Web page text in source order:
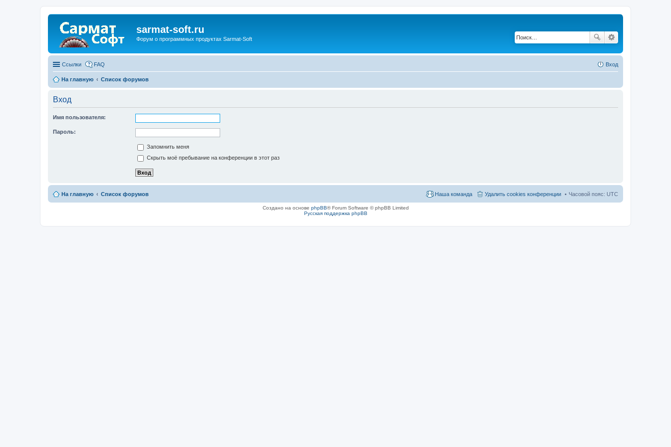
sarmat-soft.ru
Форум о программных продуктах Sarmat-Soft
Ссылки FAQ Вход
На главную Список форумов
Вход
Имя пользователя:
Пароль:
Запомнить меня
Скрыть моё пребывание на конференции в этот раз
На главную Список форумов Часовой пояс: UTC
Удалить cookies конференции
Наша команда
Создано на основе phpBB® Forum Software © phpBB Limited
Русская поддержка phpBB